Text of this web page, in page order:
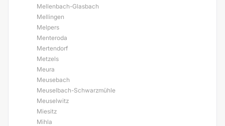
Mellenbach-Glasbach
Mellingen
Melpers
Menteroda
Mertendorf
Metzels
Meura
Meusebach
Meuselbach-Schwarzmühle
Meuselwitz
Miesitz
Mihla